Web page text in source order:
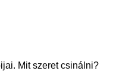
Mit szeret csinálni?